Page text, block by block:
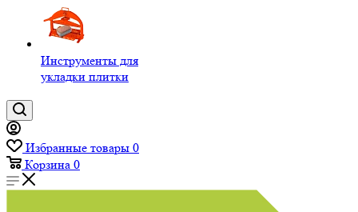
Инструменты для
укладки плитки
Избранные товары 0
Корзина 0